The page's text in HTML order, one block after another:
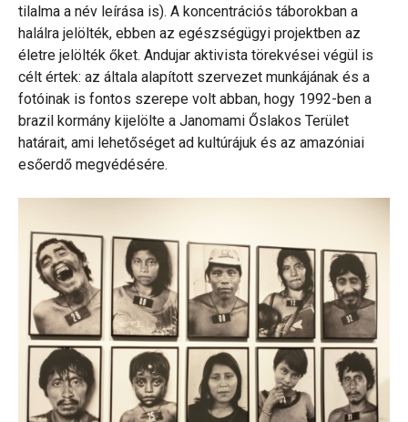
tilalma a név leírása is). A koncentrációs táborokban a
halálra jelölték, ebben az egészségügyi projektben az
életre jelölték őket. Andujar aktivista törekvései végül is
célt értek: az általa alapított szervezet munkájának és a
fotóinak is fontos szerepe volt abban, hogy 1992-ben a
brazil kormány kijelölte a Janomami Őslakos Terület
határait, ami lehetőséget ad kultúrájuk és az amazóniai
esőerdő megvédésére.